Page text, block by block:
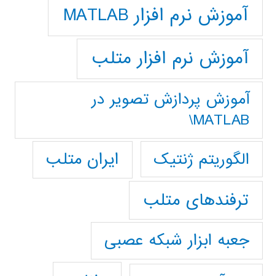
آموزش نرم افزار MATLAB
آموزش نرم افزار متلب
آموزش پردازش تصوير در
MATLAB\
الگوریتم ژنتیک
ایران متلب
ترفندهای متلب
جعبه ابزار شبکه عصبی